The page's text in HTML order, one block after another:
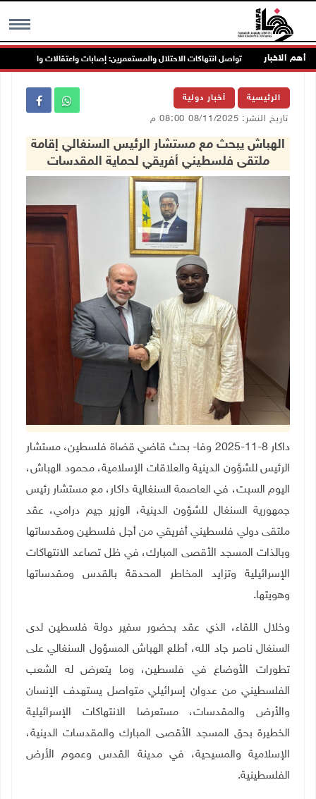
MENU أهم الاخبار تواصل انتهاكات الاحتلال والمستعمرين: إصابات واعتقالات واقتحامات
الرئيسية أخبار دولية
تاريخ النشر: 08/11/2025 08:00 م
الهباش يبحث مع مستشار الرئيس السنغالي إقامة
ملتقى فلسطيني أفريقي لحماية المقدسات
داكار 8-11-2025 وفا- بحث قاضي قضاة فلسطين، مستشار
الرئيس للشؤون الدينية والعلاقات الإسلامية، محمود الهباش،
اليوم السبت، في العاصمة السنغالية داكار، مع مستشار رئيس
جمهورية السنغال للشؤون الدينية، الوزير جيم درامي، عقد
ملتقى دولي فلسطيني أفريقي من أجل فلسطين ومقدساتها
وبالذات المسجد الأقصى المبارك، في ظل تصاعد الانتهاكات
الإسرائيلية وتزايد المخاطر المحدقة بالقدس ومقدساتها
وهويتها.
وخلال اللقاء، الذي عقد بحضور سفير دولة فلسطين لدى
السنغال ناصر جاد الله، أطلع الهباش المسؤول السنغالي على
تطورات الأوضاع في فلسطين، وما يتعرض له الشعب
الفلسطيني من عدوان إسرائيلي متواصل يستهدف الإنسان
والأرض والمقدسات، مستعرضا الانتهاكات الإسرائيلية
الخطيرة بحق المسجد الأقصى المبارك والمقدسات الدينية،
الإسلامية والمسيحية، في مدينة القدس وعموم الأرض
الفلسطينية.